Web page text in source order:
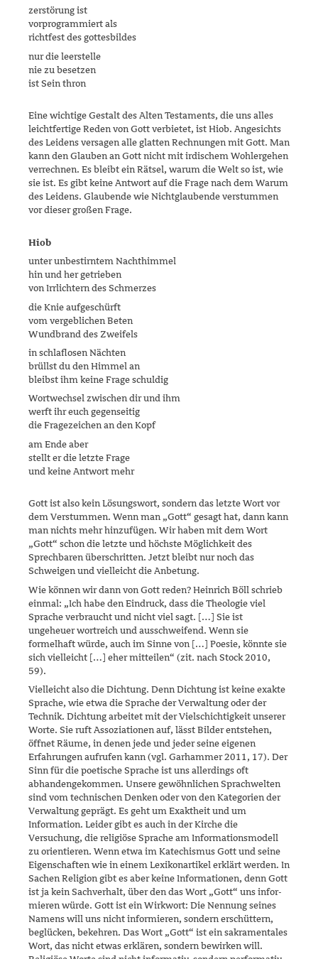
zerstörung ist
vorprogrammiert als
richtfest des gottesbildes
nur die leerstelle
nie zu besetzen
ist Sein thron
Eine wichtige Gestalt des Alten Testaments, die uns alles
leichtfertige Reden von Gott verbietet, ist Hiob. Angesichts
des Leidens versagen alle glatten Rechnungen mit Gott. Man
kann den Glauben an Gott nicht mit irdischem Wohlergehen
verrechnen. Es bleibt ein Rätsel, warum die Welt so ist, wie
sie ist. Es gibt keine Antwort auf die Frage nach dem Warum
des Leidens. Glaubende wie Nichtglaubende verstummen
vor dieser großen Frage.
Hiob
unter unbestirntem Nachthimmel
hin und her getrieben
von Irrlichtern des Schmerzes
die Knie aufgeschürft
vom vergeblichen Beten
Wundbrand des Zweifels
in schlaflosen Nächten
brüllst du den Himmel an
bleibst ihm keine Frage schuldig
Wortwechsel zwischen dir und ihm
werft ihr euch gegenseitig
die Fragezeichen an den Kopf
am Ende aber
stellt er die letzte Frage
und keine Antwort mehr
Gott ist also kein Lösungswort, sondern das letzte Wort vor
dem Ver­stum­men. Wenn man „Gott“ gesagt hat, dann kann
man nichts mehr hinzufügen. Wir haben mit dem Wort
„Gott“ schon die letzte und höchste Möglichkeit des
Sprechbaren überschritten. Jetzt bleibt nur noch das
Schweigen und vielleicht die Anbetung.
Wie können wir dann von Gott reden? Heinrich Böll schrieb
einmal: „Ich habe den Eindruck, dass die Theologie viel
Sprache verbraucht und nicht viel sagt. […] Sie ist
ungeheuer wortreich und ausschweifend. Wenn sie
formelhaft würde, auch im Sinne von […] Poesie, könnte sie
sich viel­leicht […] eher mitteilen“ (zit. nach Stock 2010,
59).
Vielleicht also die Dichtung. Denn Dichtung ist keine exakte
Sprache, wie etwa die Sprache der Verwaltung oder der
Technik. Dichtung arbei­tet mit der Vielschichtigkeit unserer
Worte. Sie ruft Assoziationen auf, lässt Bilder entstehen,
öffnet Räume, in denen jede und jeder seine ei­genen
Erfahrungen aufrufen kann (vgl. Garhammer 2011, 17). Der
Sinn für die poetische Sprache ist uns allerdings oft
abhandengekom­men. Unsere gewöhnlichen Sprachwelten
sind vom technischen Denken oder von den Kategorien der
Verwaltung geprägt. Es geht um Exaktheit und um
Information. Leider gibt es auch in der Kirche die
Versuchung, die religiöse Sprache am Informationsmodell
zu orientieren. Wenn etwa im Katechismus Gott und seine
Eigenschaften wie in einem Lexikonarti­kel erklärt werden. In
Sachen Religion gibt es aber keine Informationen, denn Gott
ist ja kein Sachverhalt, über den das Wort „Gott“ uns infor­
mie­ren würde. Gott ist ein Wirkwort: Die Nennung seines
Namens will uns nicht informieren, sondern erschüttern,
beglücken, bekehren. Das Wort „Gott“ ist ein sakramentales
Wort, das nicht etwas erklären, son­dern bewirken will.